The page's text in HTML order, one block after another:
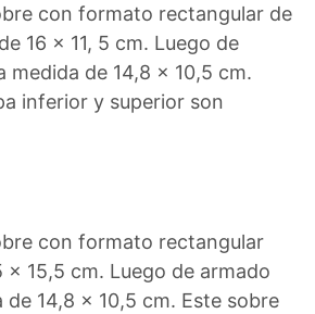
con formato rectangular de
16 x 11, 5 cm. Luego de
medida de 14,8 x 10,5 cm.
inferior y superior son
con formato rectangular
x 15,5 cm. Luego de armado
de 14,8 x 10,5 cm. Este sobre